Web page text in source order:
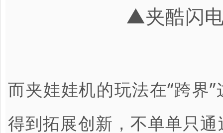
▲夹酷闪
而夹娃娃机的玩法在“跨界
得到拓展创新，不单单只